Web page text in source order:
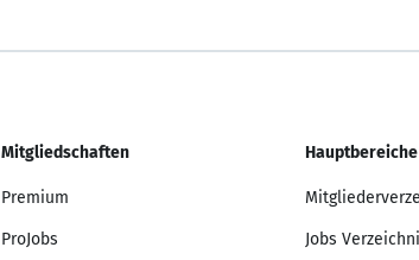
Mitgliedschaften
Premium
ProJobs
Hauptbereiche
Jobs